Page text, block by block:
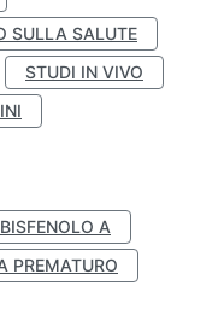
SULLA SALUTE
STUDI IN VIVO
BISFENOLO A
PREMATURO